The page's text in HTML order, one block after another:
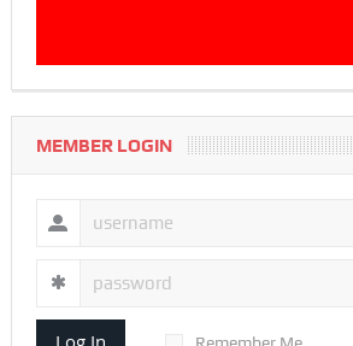
MEMBER LOGIN
Log In Remember Me